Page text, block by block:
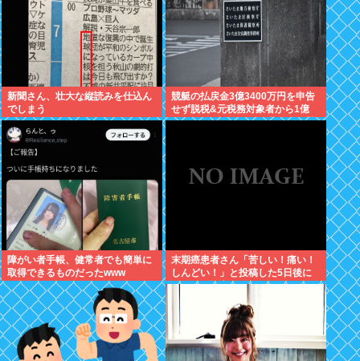
新聞さん、壮大な縦読みを仕込ん
でしまう
競艇の払戻金3億3400万円を申告
せず脱税&元税務対象者から1億
5000万円騙し取ったZ世代税務署
障がい者手帳、健常者でも簡単に
取得できるものだったwww
末期癌患者さん「苦しい！痛い！
しんどい！」と投稿した5日後に
穏やかに旅立つ